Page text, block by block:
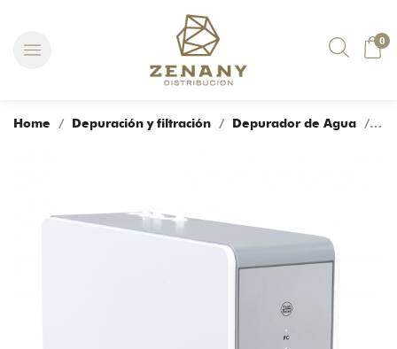
0
Home / Depuración y filtración / Depurador de Agua / DEPURADOR DE OSMOSIS INVERSA